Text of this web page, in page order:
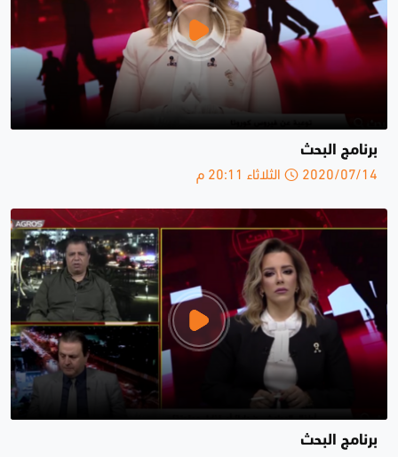
برنامج البحث
2020/07/14 الثلاثاء 20:11 م
برنامج البحث